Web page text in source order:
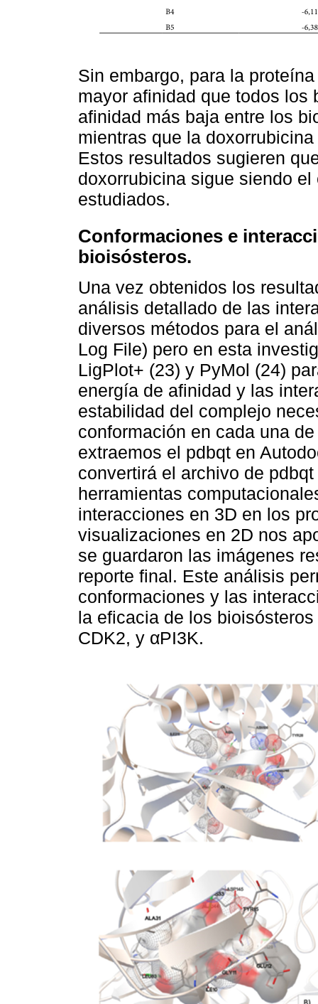
Sin embargo, para la
mayor afinidad que todos los
afinidad más baja entre los
mientras que la
Estos resultados sugieren
doxorrubicina sigue siendo
estudiados.
Conformaciones e
bioisósteros.
Una vez obtenidos los
análisis detallado de las
diversos métodos para el
Log File) pero en esta
LigPlot+ (23) y PyMol (24)
energía de afinidad y las
estabilidad del complejo
conformación en cada una
extraemos el pdbqt en
convertirá el archivo de
herramientas
interacciones en 3D en los
visualizaciones en 2D nos
se guardaron las imágenes
reporte final. Este análisis
conformaciones y las
la eficacia de los
CDK2, y αPI3K.